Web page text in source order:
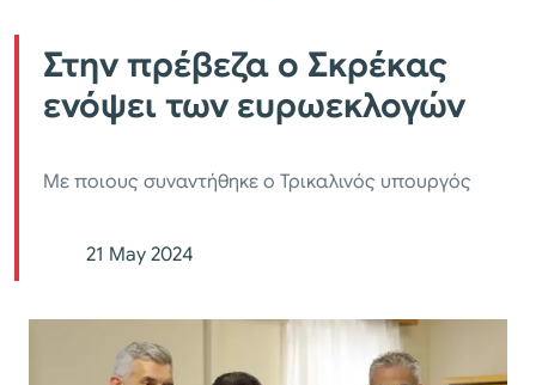
Στην πρέβεζα ο Σκρέκας
ενόψει των ευρωεκλογών
Με ποιους συναντήθηκε ο Τρικαλινός υπουργός
21 May 2024